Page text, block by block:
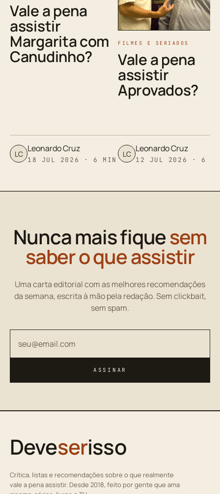
Vale a pena
assistir
Margarita com
Canudinho?
LC Leonardo Cruz
18 JUL 2026 · 6 MIN
FILMES E SERIADOS
Vale a pena
assistir
Aprovados?
LC Leonardo Cruz
12 JUL 2026 · 6
Nunca mais fiquesem
saber o que assistir
Uma carta editorial com as melhores recomendações
da semana, escrita à mão pela redação. Sem clickbait,
sem spam.
ASSINAR
Deveserisso
Crítica, listas e recomendações sobre o que realmente
vale a pena assistir. Desde 2018, feito por gente que ama